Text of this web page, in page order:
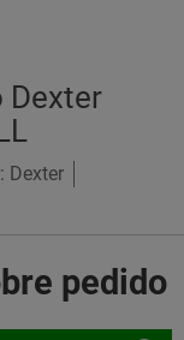
Dexter
Dexter
pedido